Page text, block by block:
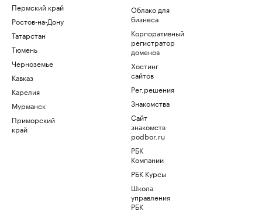
Пермский край
Ростов-на-Дону
Татарстан
Тюмень
Черноземье
Кавказ
Карелия
Мурманск
Приморский
край
Облако для
бизнеса
Корпоративный
регистратор
доменов
Хостинг
сайтов
Рег.решения
Знакомства
Сайт
знакомств
podbor.ru
РБК
Компании
РБК Курсы
Школа
управления
РБК